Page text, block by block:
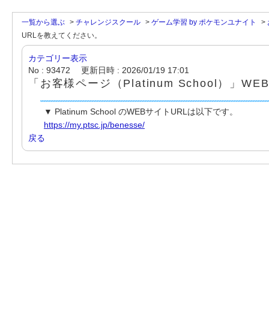
一覧から選ぶ > チャレンジスクール > ゲーム学習 by ポケモンユナイト >
URLを教えてください。
カテゴリー表示
No : 93472
更新日時 : 2026/01/19 17:01
「お客様ページ（Platinum School）」
▼ Platinum School のWEBサイトURLは以下です。
https://my.ptsc.jp/benesse/
戻る